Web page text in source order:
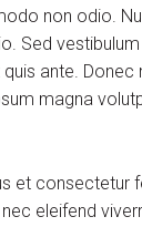
non odio.
Sed
ante.
magna
et consectetur
eleifend